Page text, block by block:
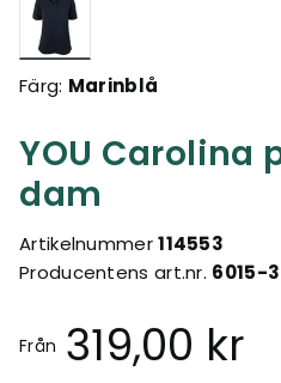
YOU Carolina
dam
Artikelnummer114553
Producentens art.nr. 6015-
Från 319,00 kr
Valda
Färg: Marinblå